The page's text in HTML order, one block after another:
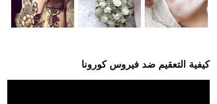
كيفية التعقيم ضد فيروس كورونا